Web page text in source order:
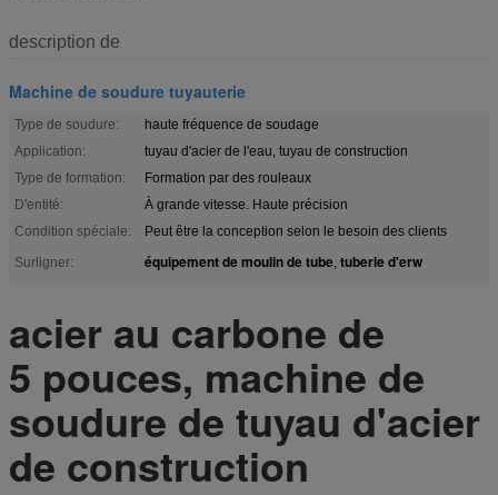
description de
Machine de soudure tuyauterie
Type de soudure:
haute fréquence de soudage
Application:
tuyau d'acier de l'eau, tuyau de construction
Type de formation:
Formation par des rouleaux
D'entité:
À grande vitesse. Haute précision
Condition spéciale:
Peut être la conception selon le besoin des clients
Surligner:
équipement de moulin de tube, tuberie d'erw
acier au carbone de
5 pouces, machine de
soudure de tuyau d'acier
de construction